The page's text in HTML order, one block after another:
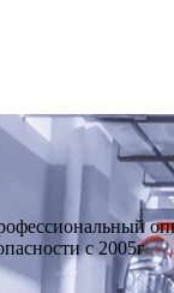
с 2005г